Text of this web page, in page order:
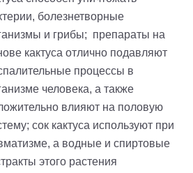
болезнетворные
и грибы; препараты на
кактуса отлично подавляют
процессы в
человека, а также
влияют на половую
сок кактуса используют при
а водные и спиртовые
этого растения